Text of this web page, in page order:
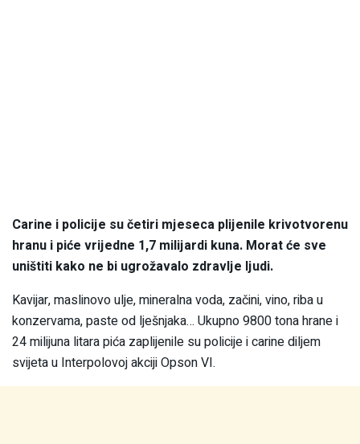
Carine i policije su četiri mjeseca plijenile krivotvorenu
hranu i piće vrijedne 1,7 milijardi kuna. Morat će sve
uništiti kako ne bi ugrožavalo zdravlje ljudi.
Kavijar, maslinovo ulje, mineralna voda, začini, vino, riba u
konzervama, paste od lješnjaka… Ukupno 9800 tona hrane i
24 milijuna litara pića zaplijenile su policije i carine diljem
svijeta u Interpolovoj akciji Opson VI.